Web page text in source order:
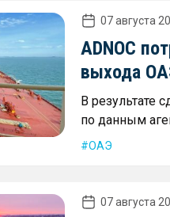
07 августа
ADNOC
выхода
В результате
по данным
ОАЭ
07 августа